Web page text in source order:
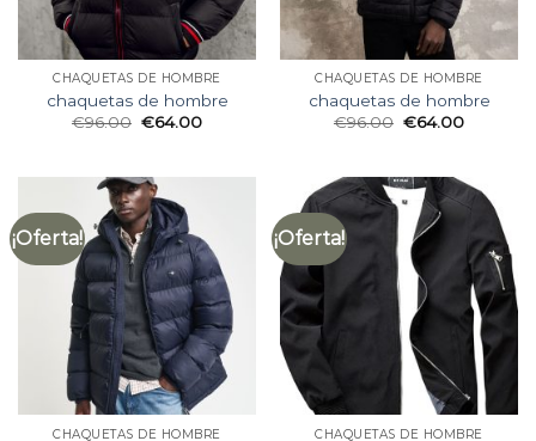
CHAQUETAS DE HOMBRE
chaquetas de hombre
€96.00 €64.00
CHAQUETAS DE HOMBRE
chaquetas de hombre
€96.00 €64.00
¡Oferta!
CHAQUETAS DE HOMBRE
¡Oferta!
CHAQUETAS DE HOMBRE